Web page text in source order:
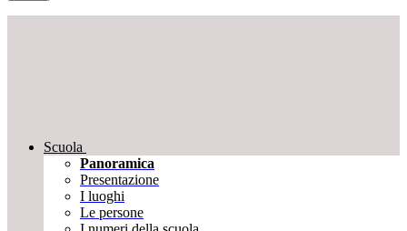
Scuola
Panoramica
Presentazione
I luoghi
Le persone